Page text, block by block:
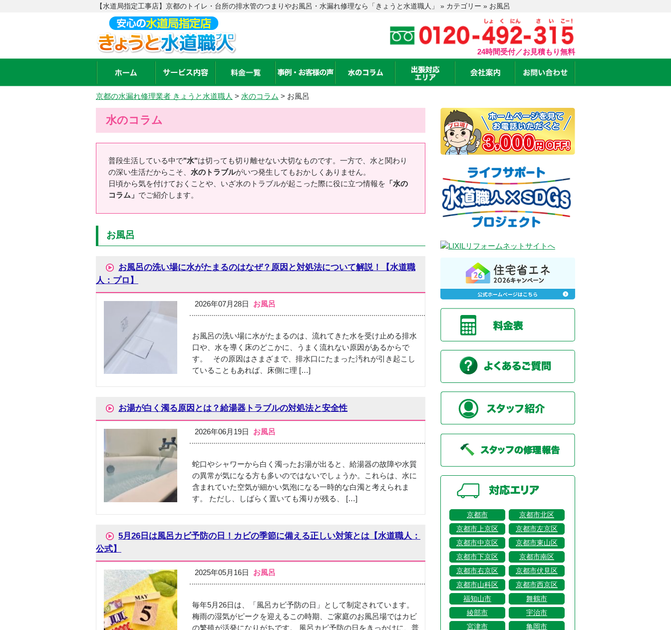
【水道局指定工事店】京都のトイレ・台所の排水管のつまりやお風呂・水漏れ修理なら「きょうと水道職人」 » カテゴリー » お風呂
24時間受付／お見積もり無料
京都の水漏れ修理業者 きょうと水道職人 > 水のコラム > お風呂
水のコラム
普段生活している中で"水"は切っても切り離せない大切なものです。一方で、水と関わり
の深い生活だからこそ、 水のトラブルがいつ発生してもおかしくありません。
日頃から気を付けておくことや、いざ水のトラブルが起こった際に役に立つ情報を 「水の
コラム」 でご紹介します。
お風呂
お風呂の洗い場に水がたまるのはなぜ？原因と対処法について解説！【水道職
人：プロ】
2026年07月28日 お風呂
お風呂の洗い場に水がたまるのは、流れてきた水を受け止める排水
口や、水を導く床のどこかに、うまく流れない原因があるからで
す。 その原因はさまざまで、排水口にたまった汚れが引き起こし
ていることもあれば、床側に理 […]
お湯が白く濁る原因とは？給湯器トラブルの対処法と安全性
2026年06月19日 お風呂
蛇口やシャワーから白く濁ったお湯が出ると、給湯器の故障や水質
の異常が気になる方も多いのではないでしょうか。これらは、水に
含まれていた空気が細かい気泡になる一時的な白濁と考えられま
す。 ただし、しばらく置いても濁りが残る、 […]
5月26日は風呂カビ予防の日！カビの季節に備える正しい対策とは【水道職人：
公式】
2025年05月16日 お風呂
毎年5月26日は、「風呂カビ予防の日」として制定されています。
梅雨の湿気がピークを迎えるこの時期、ご家庭のお風呂場ではカビ
の繁殖が活発になりがちです。 風呂カビ予防の日をきっかけに、普
京都市
京都市北区
京都市上京区
京都市左京区
京都市中京区
京都市東山区
京都市下京区
京都市南区
京都市右京区
京都市伏見区
京都市山科区
京都市西京区
福知山市
舞鶴市
綾部市
宇治市
宮津市
亀岡市